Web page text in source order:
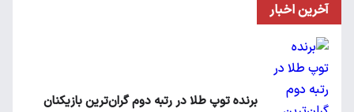
آخرین اخبار
برنده توپ طلا در رتبه دوم گران‌ترین بازیکنان